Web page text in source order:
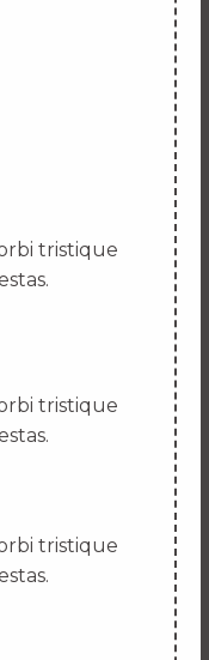
tristique
tristique
tristique